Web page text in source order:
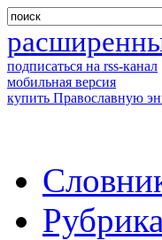
подписаться на rss-канал
мобильная версия
купить Православную